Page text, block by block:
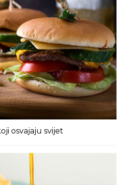
osvajaju svijet